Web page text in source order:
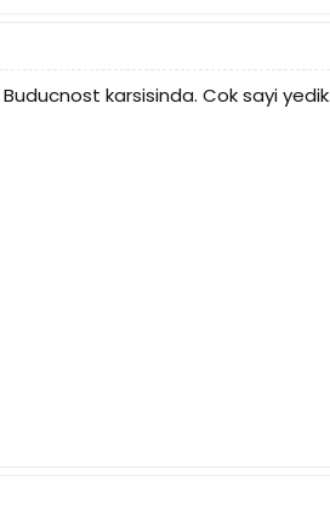
karsisinda. Cok sayi